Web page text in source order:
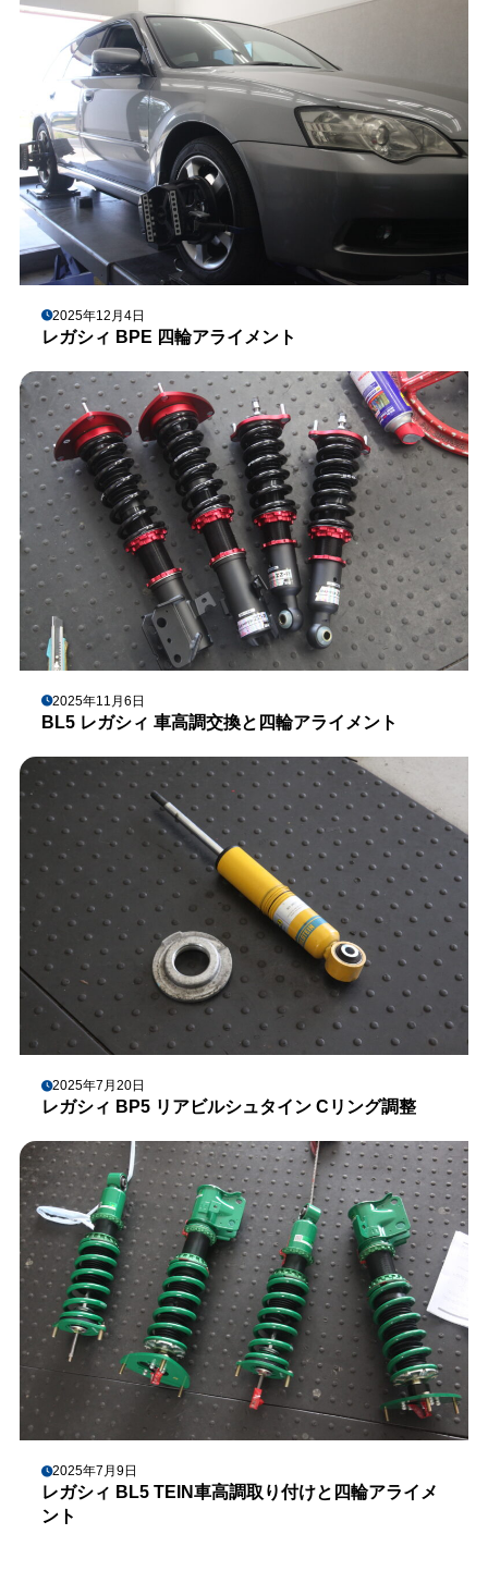
2025年12月4日
レガシィ BPE 四輪アライメント
2025年11月6日
BL5 レガシィ 車高調交換と四輪アライメント
2025年7月20日
レガシィ BP5 リアビルシュタイン Cリング調整
2025年7月9日
レガシィ BL5 TEIN車高調取り付けと四輪アライメ
ント